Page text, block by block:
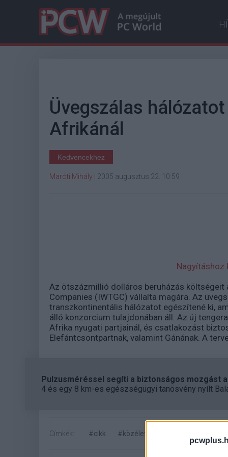
Üvegszálas
Afrikánál
Kedvencekhez
Maróti Mihály 2005 augusztus 22. 10:59
Nagyításhoz
Az ötszázmillió dolláros beruházás
Companies (IWTGC) vállalta magára. Az
transzkontinentális hálózatot egészítené ki,
álló konzorcium tulajdonában áll. Az új
Afrika nyugati partjainál, és csatlakozást
Elefántcsontpartnak, valamint Gánának. A
Pulzusméréssel segíti a biztonságos mozgást
4 és egy 8 km-es egészségügyi tanösvény nyílt
Címkék: #cikk #közélet